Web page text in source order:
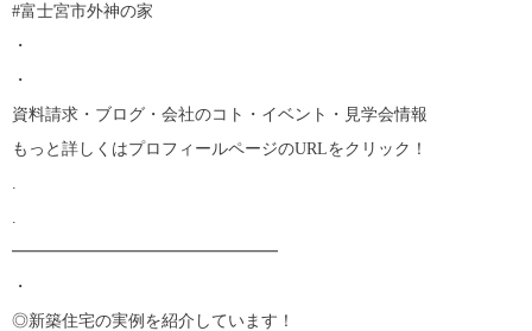
#富士宮市外神の家
・
・
資料請求・ブログ・会社のコト・イベント・見学会情報
もっと詳しくはプロフィールページのURLをクリック！
━━━━━━━━━━━━━━━━
・
◎新築住宅の実例を紹介しています！